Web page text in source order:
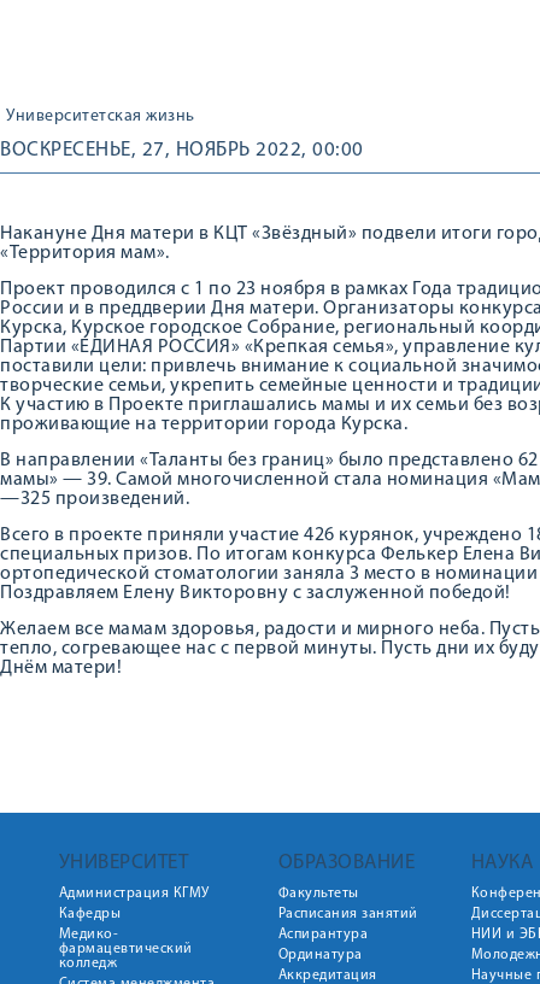
Университетская жизнь
ВОСКРЕСЕНЬЕ, 27, НОЯБРЬ 2022, 00:00
Накануне Дня матери в КЦТ «Звёздный» подвели итоги
«Территория мам».
Проект проводился с 1 по 23 ноября в рамках Года
России и в преддверии Дня матери. Организаторы
Курска, Курское городское Собрание, региональный
Партии «ЕДИНАЯ РОССИЯ» «Крепкая семья», управление
поставили цели: привлечь внимание к социальной
творческие семьи, укрепить семейные ценности и
К участию в Проекте приглашались мамы и их семьи без
проживающие на территории города Курска.
В направлении «Таланты без границ» было представлено
мамы» — 39. Самой многочисленной стала номинация
—325 произведений.
Всего в проекте приняли участие 426 курянок, учреждено
специальных призов. По итогам конкурса Фелькер Елена
ортопедической стоматологии заняла 3 место в
Поздравляем Елену Викторовну с заслуженной победой!
Желаем все мамам здоровья, радости и мирного неба.
тепло, согревающее нас с первой минуты. Пусть дни их
Днём матери!
УНИВЕРСИТЕТ
Администрация КГМУ
Кафедры
Медико-
фармацевтический
колледж
ОБРАЗОВАНИЕ
Факультеты
Расписания занятий
Аспирантура
Ординатура
Аккредитация
НАУКА
НИИ и
Научные